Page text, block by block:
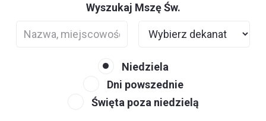
Wyszukaj Mszę Św.
Niedziela
Dni powszednie
Święta poza niedzielą